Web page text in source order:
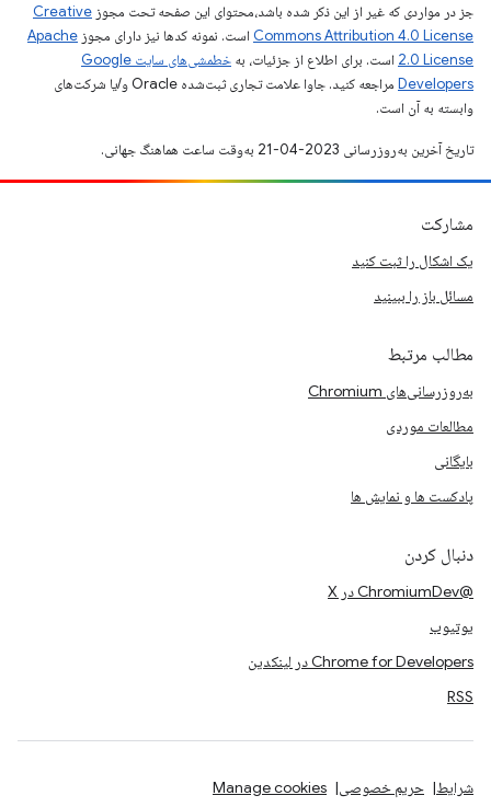
جز در مواردی که غیر از این ذکر شده باشد،‌محتوای این صفحه تحت مجوز Creative
Commons Attribution 4.0 License است. نمونه کدها نیز دارای مجوز Apache
2.0 License است. برای اطلاع از جزئیات، به
خطمشی‌های سایت Google
Developers‏
مراجعه کنید. جاوا علامت تجاری ثبت‌شده Oracle و/یا شرکت‌های
وابسته به آن است.
تاریخ آخرین به‌روزرسانی 2023-04-21 به‌وقت ساعت هماهنگ جهانی.
مشارکت
یک اشکال را ثبت کنید
مسائل باز را ببینید
مطالب مرتبط
به‌روزرسانی‌های Chromium
مطالعات موردی
بایگانی
پادکست ها و نمایش ها
دنبال کردن
@ChromiumDev در X
یوتیوب
Chrome for Developers در لینکدین
RSS
شرایط حریم خصوصی Manage cookies